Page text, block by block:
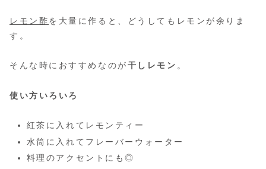
レモン酢を大量に作ると、どうしてもレモンが余りま
す。
そんな時におすすめなのが干しレモン 。
使い方いろいろ
紅茶に入れてレモンティー
水筒に入れてフレーバーウォーター
料理のアクセントにも◎